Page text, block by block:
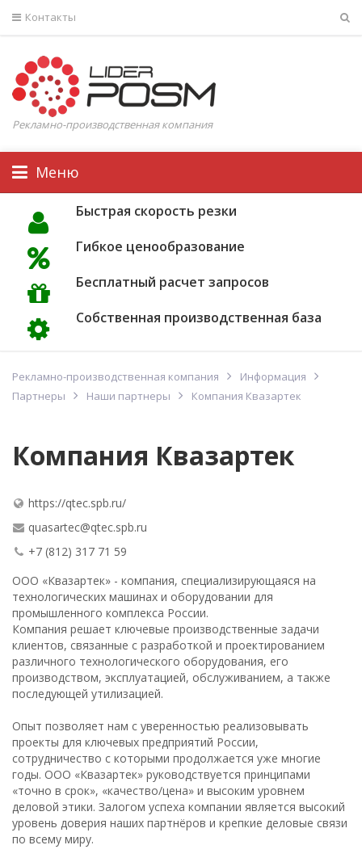
Контакты
Рекламно-производственная компания
Меню
Быстрая скорость резки
Гибкое ценообразование
Бесплатный расчет запросов
Собственная производственная база
Рекламно-производственная компания
Информация
Партнеры
Наши партнеры Компания Квазартек
Компания Квазартек
https://qtec.spb.ru/
quasartec@qtec.spb.ru
+7 (812) 317 71 59
ООО «Квазартек» - компания, специализирующаяся на
технологических машинах и оборудовании для
промышленного комплекса России.
Компания решает ключевые производственные задачи
клиентов, связанные с разработкой и проектированием
различного технологического оборудования, его
производством, эксплуатацией, обслуживанием, а также
последующей утилизацией.
Опыт позволяет нам с уверенностью реализовывать
проекты для ключевых предприятий России,
сотрудничество с которыми продолжается уже многие
годы. ООО «Квазартек» руководствуется принципами
«точно в срок», «качество/цена» и высоким уровнем
деловой этики. Залогом успеха компании является высокий
уровень доверия наших партнёров и крепкие деловые связи
по всему миру.